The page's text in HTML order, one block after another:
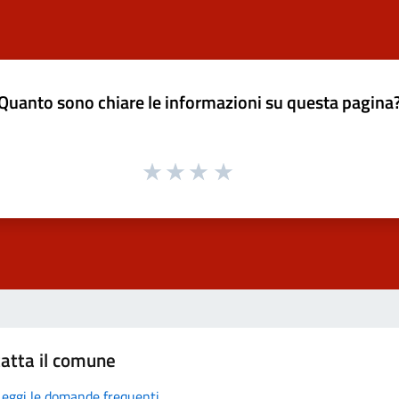
sono chiare le informazioni su questa
il comune